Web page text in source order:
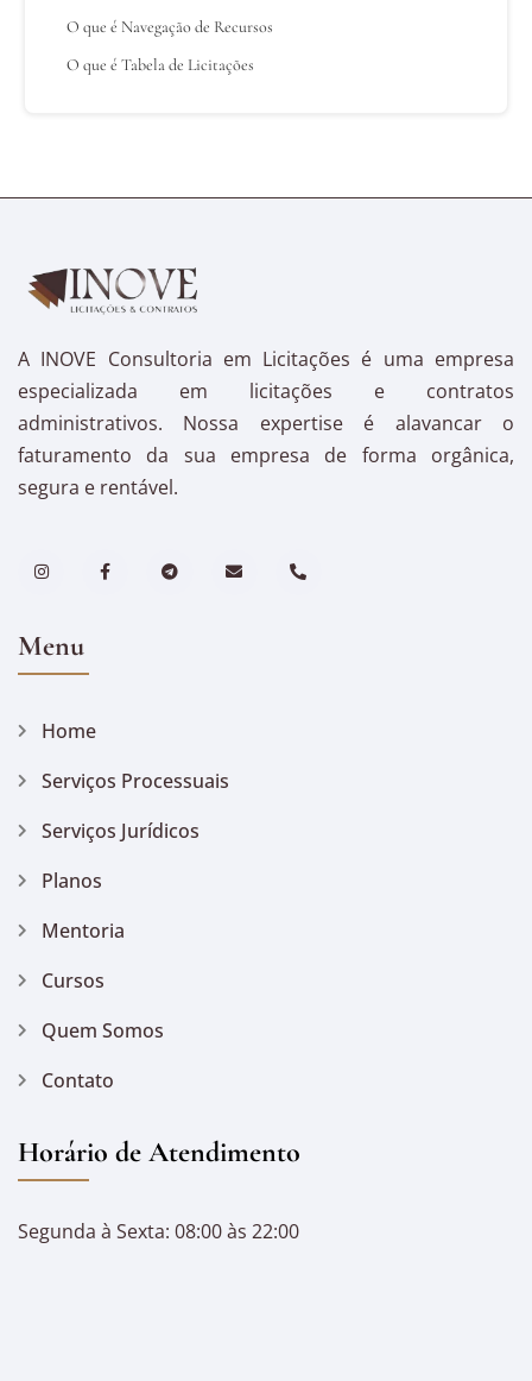
O que é Navegação de Recursos
O que é Tabela de Licitações
A INOVE Consultoria em Licitações é uma empresa
especializada em licitações e contratos
administrativos. Nossa expertise é alavancar o
faturamento da sua empresa de forma orgânica,
segura e rentável.
Menu
Home
Serviços Processuais
Serviços Jurídicos
Planos
Mentoria
Cursos
Quem Somos
Contato
Horário de Atendimento
Segunda à Sexta: 08:00 às 22:00